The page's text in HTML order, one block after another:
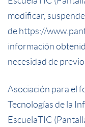
modificar,
de https://
información
necesidad de
Asociación para el
Tecnologías de la
EscuelaTIC